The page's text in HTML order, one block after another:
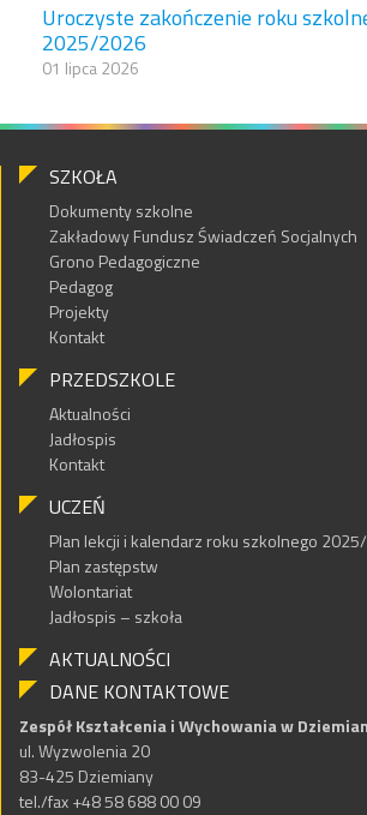
Uroczyste zakończenie roku
2025/2026
01 lipca 2026
SZKOŁA
Dokumenty szkolne
Zakładowy Fundusz Świadczeń Socjalnych
Grono Pedagogiczne
Pedagog
Projekty
Kontakt
PRZEDSZKOLE
Aktualności
Jadłospis
Kontakt
UCZEŃ
Plan lekcji i kalendarz roku szkolnego
Plan zastępstw
Wolontariat
Jadłospis – szkoła
AKTUALNOŚCI
DANE KONTAKTOWE
Zespół Kształcenia i Wychowania w
ul. Wyzwolenia 20
83-425 Dziemiany
tel./fax +48 58 688 00 09